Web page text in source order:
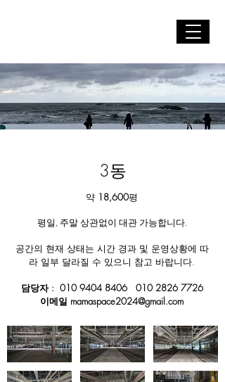
3동
약 18,600평
평일, 주말 상관없이 대관 가능합니다.
공간의 현재 상태는 시간 경과 및 운영상황에 따
라 일부 달라질 수 있으니 참고 바랍니다.​
담당자 : 010 9404 8406
010 2826 7726
이메일 mamaspace2024@gmail.com